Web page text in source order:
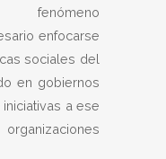
enfocarse
sociales del
en gobiernos
a ese